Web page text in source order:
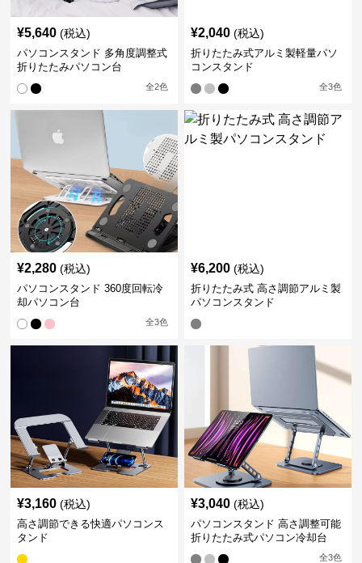
¥5,640 (税込)
パソコンスタンド 多角度調整式
折りたたみパソコン台
全2色
¥2,040 (税込)
折りたたみ式アルミ製軽量パソ
コンスタンド
全3色
¥2,280 (税込)
パソコンスタンド 360度回転冷
却パソコン台
全3色
¥6,200 (税込)
折りたたみ式 高さ調節アルミ製
パソコンスタンド
¥3,160 (税込)
高さ調節できる快適パソコンス
タンド
¥3,040 (税込)
パソコンスタンド 高さ調整可能
折りたたみ式パソコン冷却台
全3色